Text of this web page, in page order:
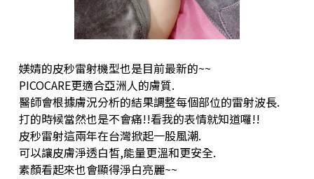
媄婧的皮秒雷射機型也是目前最新的~~
PICOCARE更適合亞洲人的膚質.
醫師會根據膚況分析的結果調整每個部位的雷射波長.
打的時候當然也是不會痛!!看我的表情就知道囉!!
皮秒雷射這兩年在台灣掀起一股風潮.
可以讓皮膚淨透白皙,能量更溫和更安全.
素顏看起來也會顯得淨白亮麗~~